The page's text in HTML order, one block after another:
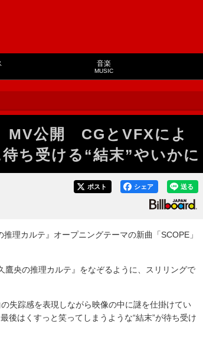
音楽
MUSIC
MV公開 CGとVFXによ
ち受ける“結末”やいかに
送る
シェア
ポスト
理カルテ』オープニングテーマの新曲「SCOPE」
央の推理カルテ』をなぞるように、スリリングで
失踪感を表現しながら映像の中に謎を仕掛けてい
後はくすっと笑ってしまうような“結末”が待ち受け